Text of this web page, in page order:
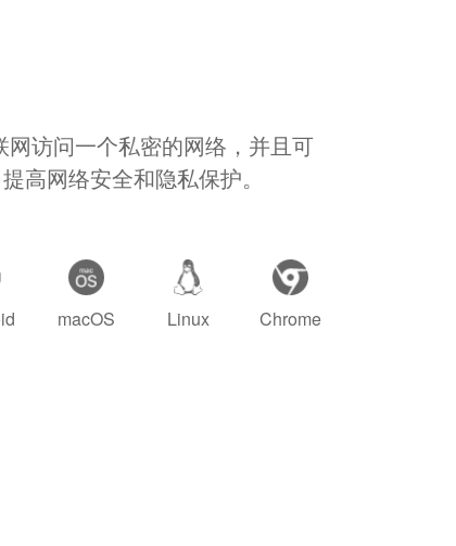
访问一个私密的网络，并且可
高网络安全和隐私保护。
macOS Linux Chrome